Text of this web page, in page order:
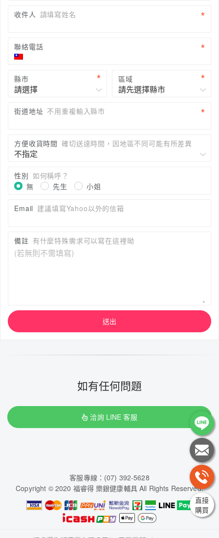
收件人 請填寫姓名
聯絡電話
縣市 區域
街道地址 不用重複輸入縣市
方便收貨時間 確切送達時間，因地區不同可能有所差異
性別 如何稱呼？
無
先生 小姐
Email 建議填寫Yahoo以外的信箱
備註 有什麼特殊需求可以寫在這裡呦
送出
如有任何問題
洽詢 LINE 客服
客服專線：(07) 392-5628
Copyright © 2020 福睿得 樂銀健康輔具 All Rights Reserved.
直接
購買